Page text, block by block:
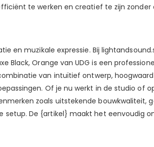
te werken en creatief te zijn
en muzikale expressie. Bij
Black, Orange van UDG is een
van intuïtief ontwerp,
Of je nu werkt in de studio of
zoals uitstekende bouwkwaliteit,
De {artikel} maakt het eenvoudig